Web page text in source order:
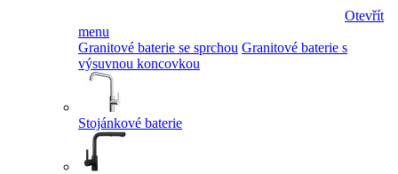
Otevřít
menu
Granitové baterie se sprchou Granitové baterie s
výsuvnou koncovkou
Stojánkové baterie